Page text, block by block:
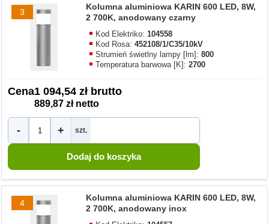
3
Kolumna aluminiowa KARIN 600 LED, 8W,
2 700K, anodowany czarny
Kod Elektriko:104558
Kod Rosa:452108/1/C35/10kV
Strumień świetlny lampy [lm]:800
Temperatura barwowa [K]:2700
Cena1 094,54 zł brutto
889,87 zł netto
- + szt.
4
Kolumna aluminiowa KARIN 600 LED, 8W,
2 700K, anodowany inox